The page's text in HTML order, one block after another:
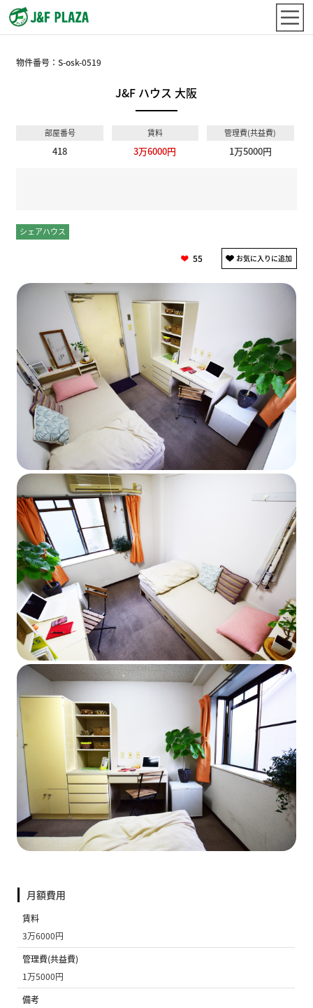
物件番号：S-osk-0519
J&F ハウス 大阪
部屋番号
418
賃料
3万6000円
管理費(共益費)
1万5000円
シェアハウス
55
月額費用
賃料
3万6000円
管理費(共益費)
1万5000円
備考